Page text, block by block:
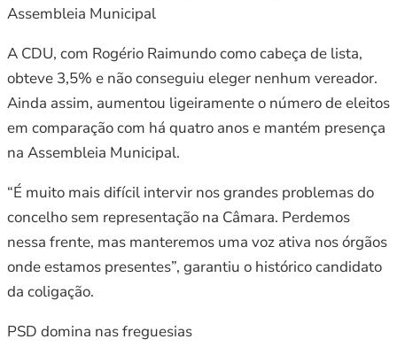
Assembleia Municipal
A CDU, com Rogério Raimundo como cabeça de lista,
obteve 3,5% e não conseguiu eleger nenhum vereador.
Ainda assim, aumentou ligeiramente o número de eleitos
em comparação com há quatro anos e mantém presença
na Assembleia Municipal.
“É muito mais difícil intervir nos grandes problemas do
concelho sem representação na Câmara. Perdemos
nessa frente, mas manteremos uma voz ativa nos órgãos
onde estamos presentes”, garantiu o histórico candidato
da coligação.
PSD domina nas freguesias